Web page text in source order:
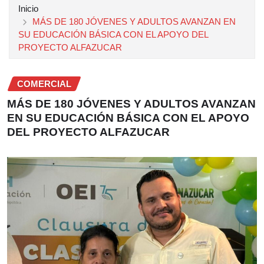
Inicio
MÁS DE 180 JÓVENES Y ADULTOS AVANZAN EN
SU EDUCACIÓN BÁSICA CON EL APOYO DEL
PROYECTO ALFAZUCAR
COMERCIAL
MÁS DE 180 JÓVENES Y ADULTOS AVANZAN
EN SU EDUCACIÓN BÁSICA CON EL APOYO
DEL PROYECTO ALFAZUCAR